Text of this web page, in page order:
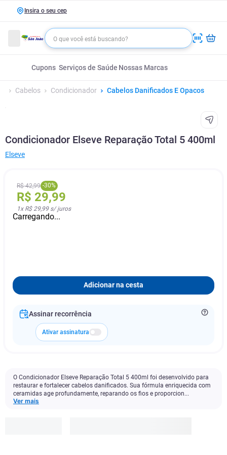
Insira o seu cep
Cupons Serviços de Saúde Nossas Marcas
Cabelos Condicionador Cabelos Danificados E Opacos
Condicionador Elseve Reparação Total 5 400ml
Elseve
R$ 42,99 -30%
R$ 29,99
1x R$ 29,99s/ juros
Carregando...
Adicionar na cesta
Assinar recorrência
Ativar assinatura
O Condicionador Elseve Reparação Total 5 400ml foi desenvolvido para
restaurar e fortalecer cabelos danificados. Sua fórmula enriquecida com
ceramidas age profundamente, reparando os fios e proporcion...
Ver mais